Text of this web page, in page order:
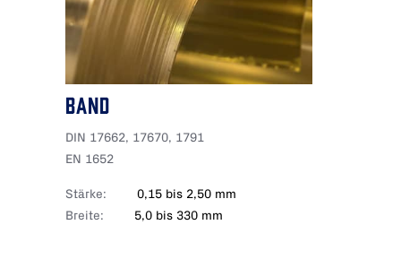
BAND
DIN 17662, 17670, 1791
EN 1652
Stärke:
0,15 bis 2,50 mm
Breite:
5,0 bis 330 mm